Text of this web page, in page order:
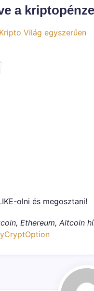
a
Világ egyszerűen
olni és megosztani!
Ethereum, Altcoin